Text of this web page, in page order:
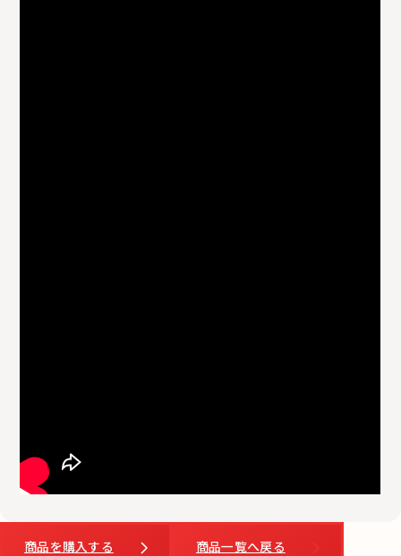
商品を購入する 商品一覧へ戻る